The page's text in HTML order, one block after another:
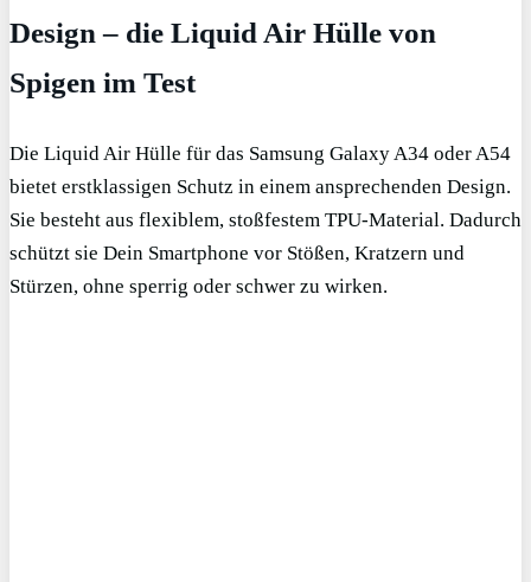
Design – die Liquid Air Hülle von
Spigen im Test
Die Liquid Air Hülle für das Samsung Galaxy A34 oder A54
bietet erstklassigen Schutz in einem ansprechenden Design.
Sie besteht aus flexiblem, stoßfestem TPU-Material. Dadurch
schützt sie Dein Smartphone vor Stößen, Kratzern und
Stürzen, ohne sperrig oder schwer zu wirken.